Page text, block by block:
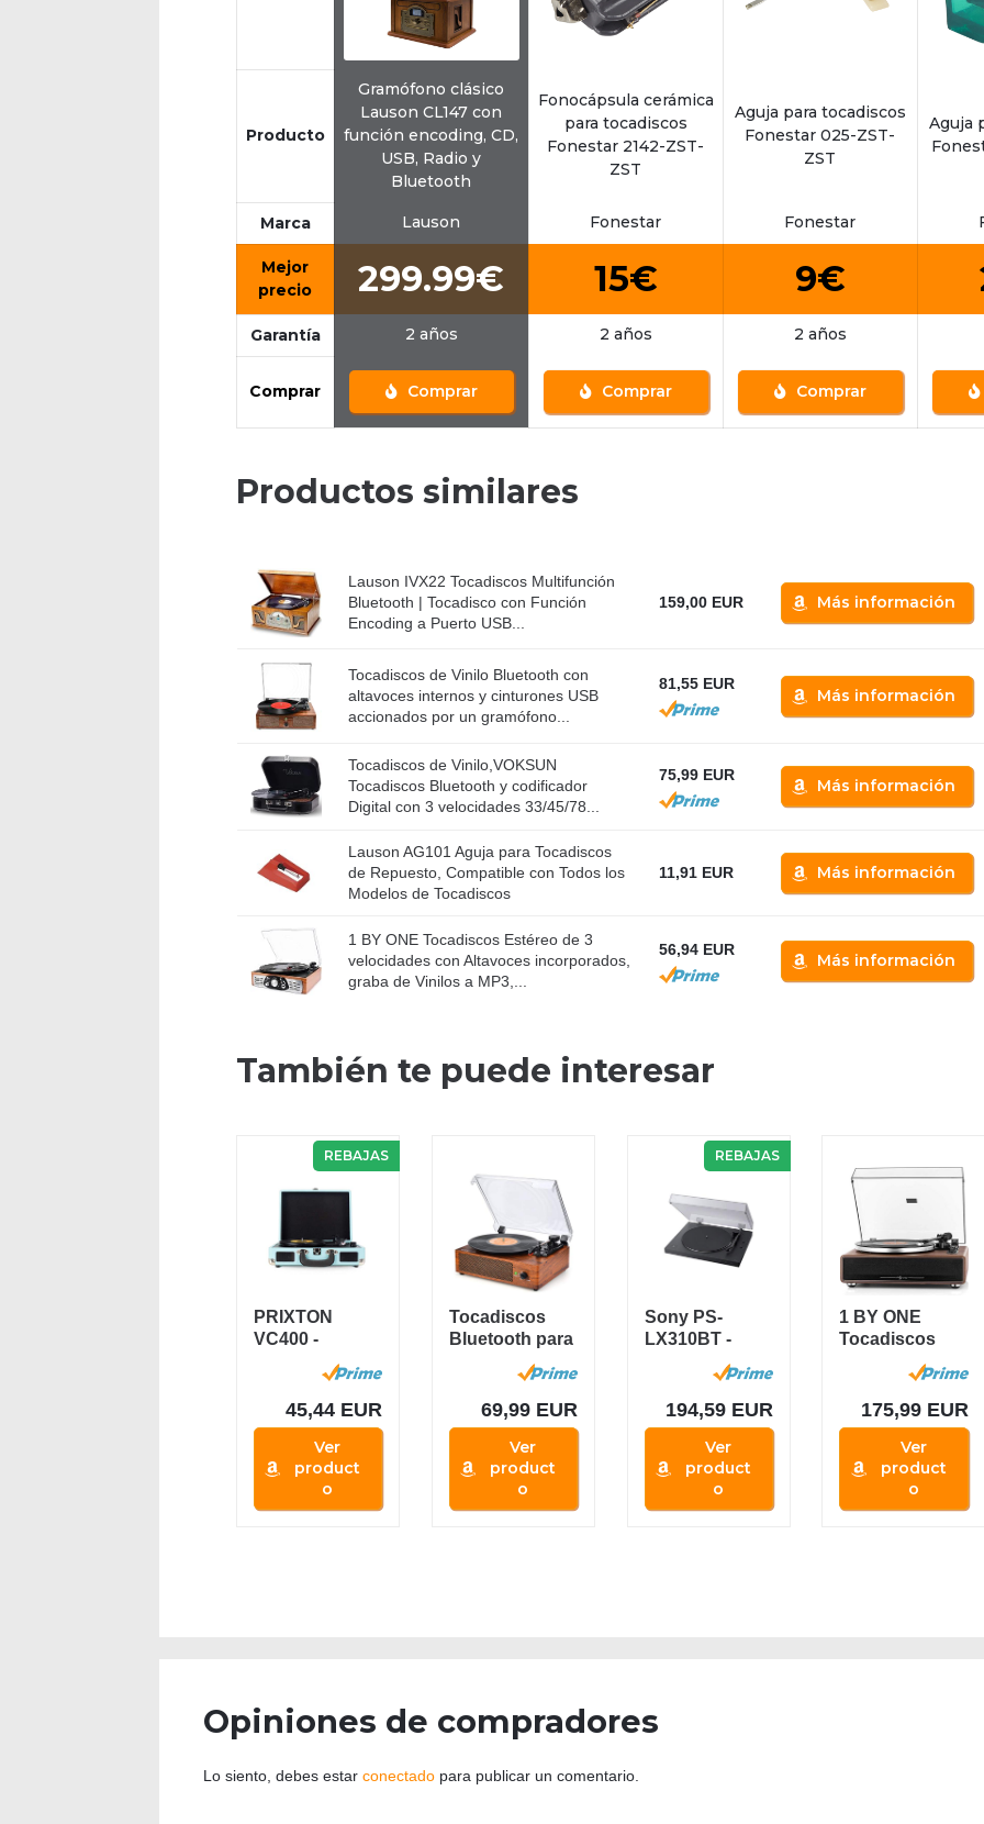
Producto
Gramófono clásico
Lauson CL147 con
función encoding, CD,
USB, Radio y
Bluetooth
Fonocápsula cerámica
para tocadiscos
Fonestar 2142-ZST-
ZST
Aguja para tocadiscos
Fonestar 025-ZST-
ZST
Aguja
Marca Lauson Fonestar Fonestar
Mejor
precio
299.99€ 15€ 9€
Garantía 2 años 2 años 2 años
Comprar Comprar Comprar Comprar
Productos similares
Lauson IVX22 Tocadiscos Multifunción
Bluetooth | Tocadisco con Función
Encoding a Puerto USB...
159,00 EUR Más información
Tocadiscos de Vinilo Bluetooth con
altavoces internos y cinturones USB
accionados por un gramófono...
81,55 EUR
Más información
Tocadiscos de Vinilo,VOKSUN
Tocadiscos Bluetooth y codificador
Digital con 3 velocidades 33/45/78...
75,99 EUR
Más información
Lauson AG101 Aguja para Tocadiscos
de Repuesto, Compatible con Todos los
Modelos de Tocadiscos
11,91 EUR Más información
1 BY ONE Tocadiscos Estéreo de 3
velocidades con Altavoces incorporados,
graba de Vinilos a MP3,...
56,94 EUR
Más información
También te puede interesar
REBAJAS
PRIXTON
VC400 -
Tocadiscos de
Vintage,...
45,44 EUR
Ver
product
o
Tocadiscos
Bluetooth para
Discos de
69,99 EUR
Ver
product
o
REBAJAS
Sony PS-
LX310BT -
Tocadiscos
(Conectividad..
194,59 EUR
Ver
product
o
1 BY ONE
Tocadiscos
HiFi Bluetooth
portátil,...
175,99 EUR
Ver
product
o
Opiniones de compradores
Lo siento, debes estar conectadopara publicar un comentario.